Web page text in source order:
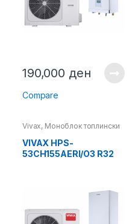
190,000 ден
Compare
Vivax, Моноблок топлински
VIVAX HPS-
53CH155AERI/O3 R32